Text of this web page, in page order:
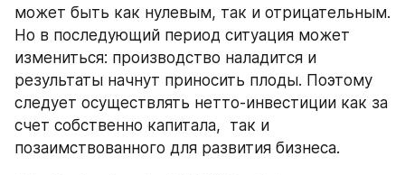
может быть как нулевым, так и отрицательным.
Но в последующий период ситуация может
измениться: производство наладится и
результаты начнут приносить плоды. Поэтому
следует осуществлять нетто-инвестиции как за
счет собственно капитала,  так и
позаимствованного для развития бизнеса.